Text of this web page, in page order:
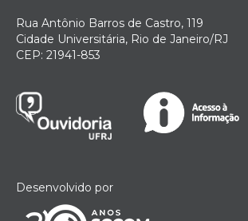
Rua Antônio Barros de Castro, 119
Cidade Universitária, Rio de Janeiro/RJ
CEP: 21941-853
Desenvolvido por